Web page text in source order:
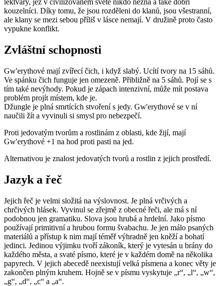
lektvary, jež v civilizovaném světě nikdo nezná a také dobří
kouzelníci. Díky tomu, že jsou rozděleni do klanů, jsou všestranní,
ale klany se mezi sebou příliš v lásce nemají. V družině proto často
vypukne konflikt.
Zvláštní schopnosti
Gw'erythové mají zvířecí čich, i když slabý. Ucítí tvory na 15 sáhů.
Ve spánku čich funguje jen omezeně. Přibližně na 5 sáhů. Pojí se s
tím také nevýhody. Pokud je zápach intenzivní, může mít postava
problém projít místem, kde je.
Džungle je plná smrtících stvoření s jedy. Gw'erythové se v ní
naučili žít a vyvinuli si smysl pro nebezpečí.
Proti jedovatým tvorům a rostlinám z oblasti, kde žijí, mají
Gw'erythové +1 na hod proti pasti na jed.
Alternativou je znalost jedovatých tvorů a rostlin z jejich prostředí.
Jazyk a řeč
Jejich řeč je velmi složitá na výslovnost. Je plná vrčivých a
chrčivých hlásek. Vyvinul se zřejmě z obecné řeči, ale má s ní
podobnou jen gramatiku. Slova jsou hrubá a hrdelní. Jako písmo
používají primitivní a hrubou formu švabachu. Je jen málo psaných
materiálů a přístup k nim mají téměř výhradně jen kněží a bohatí
jedinci. Jedinou výjimku tvoří zákoník, který je vytesán u brány do
každého města, a svaté písmo, které je v každém domě na několika
papyrech. V jejich abecedě neexistují velká písmena a konec věty je
zakončen plným kruhem. Hojně se v písmu vyskytuje „r“, „l“, „w“,
„g“, „d“, „c“ a „a“.